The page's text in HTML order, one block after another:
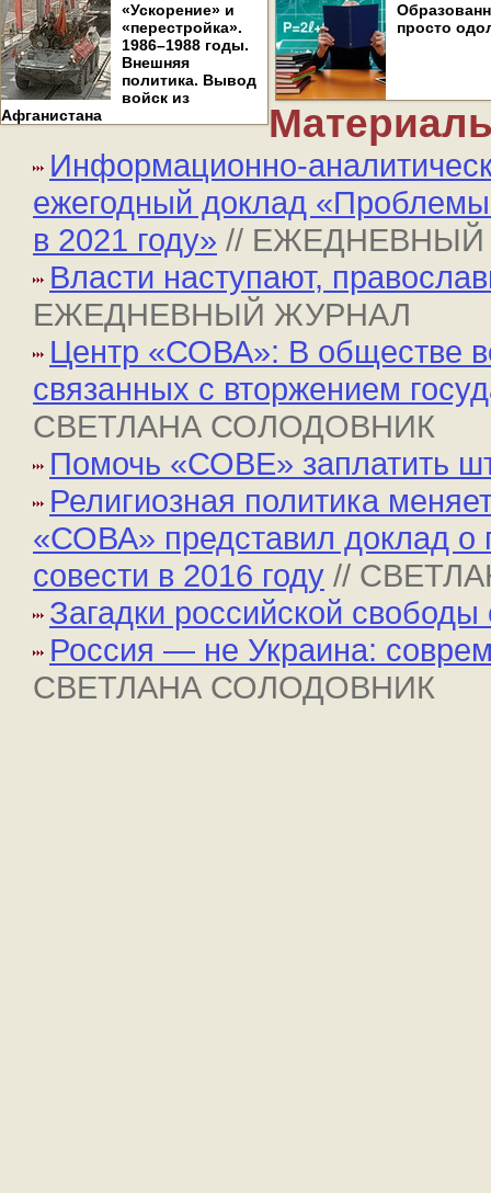
«Ускорение» и
«перестройка».
1986–1988 годы.
Внешняя
политика. Вывод
войск из
Афганистана
просто
Информационно-
ежегодный доклад
в 2021 году» //
Власти наступают,
ЕЖЕДНЕВНЫЙ ЖУРНАЛ
Центр «СОВА»: В обществе
связанных с вторжением
СВЕТЛАНА СОЛОДОВНИК
Помочь «СОВЕ» заплатить
Религиозная политика
«СОВА» представил доклад о
совести в 2016 году //
Загадки российской свободы
Россия — не Украина:
СВЕТЛАНА СОЛОДОВНИК